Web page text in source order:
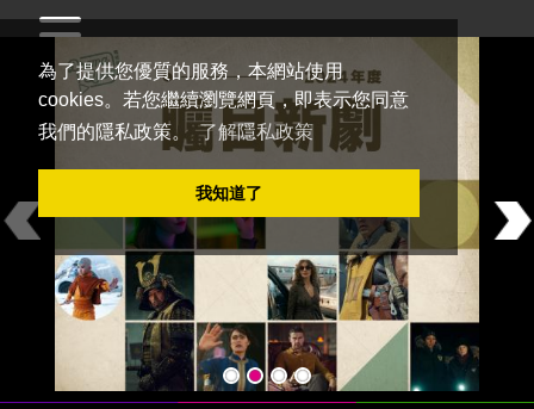
為了提供您優質的服務，本網站使用
cookies。若您繼續瀏覽網頁，即表示您同意
我們的隱私政策。 了解隱私政策
我知道了
Welcome to DramaQueen電視迷